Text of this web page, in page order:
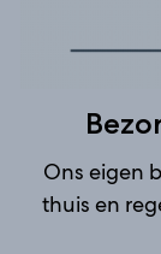
Ons eigen
thuis en